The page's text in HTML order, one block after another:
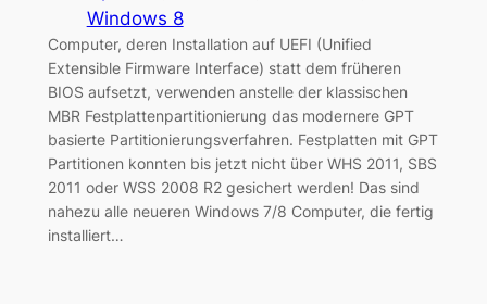
Windows 8
Computer, deren Installation auf UEFI (Unified
Extensible Firmware Interface) statt dem früheren
BIOS aufsetzt, verwenden anstelle der klassischen
MBR Festplattenpartitionierung das modernere GPT
basierte Partitionierungsverfahren. Festplatten mit GPT
Partitionen konnten bis jetzt nicht über WHS 2011, SBS
2011 oder WSS 2008 R2 gesichert werden! Das sind
nahezu alle neueren Windows 7/8 Computer, die fertig
installiert…